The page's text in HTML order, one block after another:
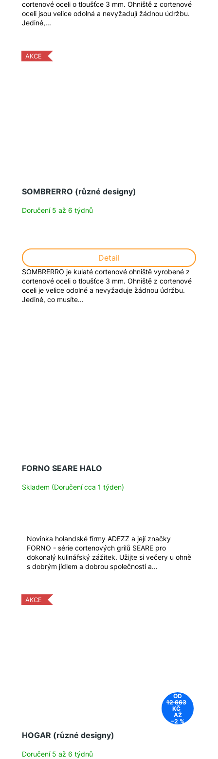
cortenové oceli o tloušťce 3 mm. Ohniště z cortenové
oceli jsou velice odolná a nevyžadují žádnou údržbu.
Jediné,...
AKCE
SOMBRERRO (různé designy)
Doručení 5 až 6 týdnů
Detail
SOMBRERRO je kulaté cortenové ohniště vyrobené z
cortenové oceli o tloušťce 3 mm. Ohniště z cortenové
oceli je velice odolné a nevyžaduje žádnou údržbu.
Jediné, co musíte...
FORNO SEARE HALO
Skladem (Doručení cca 1 týden)
Novinka holandské firmy ADEZZ a její značky
FORNO - série cortenových grilů SEARE pro
dokonalý kulinářský zážitek. Užijte si večery u ohně
s dobrým jídlem a dobrou společností a...
AKCE
OD
12 663
KČ
AŽ
–2 %
HOGAR (různé designy)
Doručení 5 až 6 týdnů